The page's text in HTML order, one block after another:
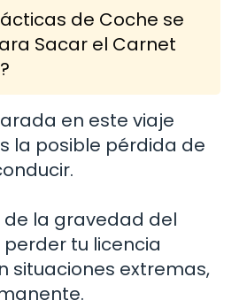
de Coche se
Sacar el Carnet
en este viaje
la posible pérdida de
la gravedad del
tu licencia
situaciones extremas,